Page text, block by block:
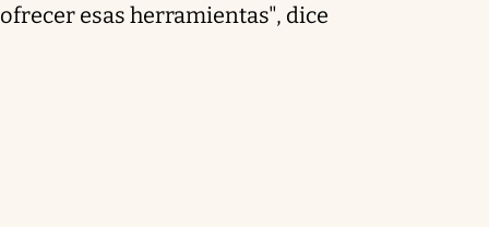
ofrecer esas herramientas", dice